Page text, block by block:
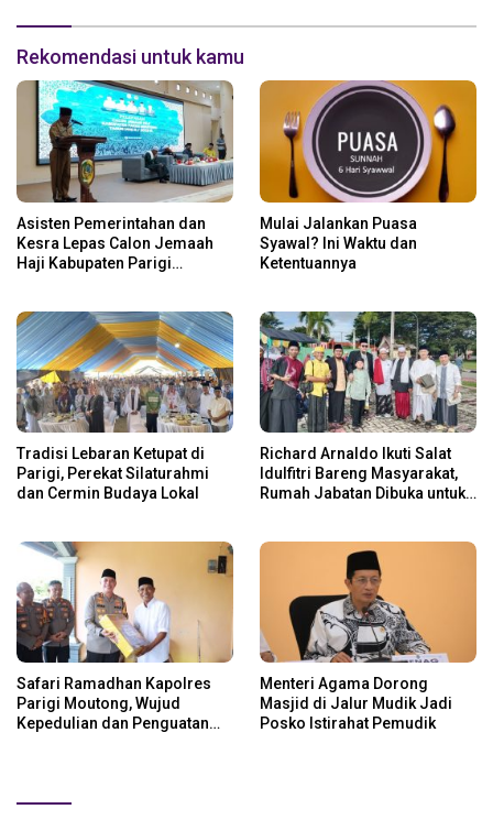
Rekomendasi untuk kamu
Asisten Pemerintahan dan
Kesra Lepas Calon Jemaah
Haji Kabupaten Parigi
Mulai Jalankan Puasa
Syawal? Ini Waktu dan
Ketentuannya
Tradisi Lebaran Ketupat di
Parigi, Perekat Silaturahmi
dan Cermin Budaya Lokal
Richard Arnaldo Ikuti Salat
Idulfitri Bareng Masyarakat,
Rumah Jabatan Dibuka untuk
Safari Ramadhan Kapolres
Parigi Moutong, Wujud
Kepedulian dan Penguatan
Menteri Agama Dorong
Masjid di Jalur Mudik Jadi
Posko Istirahat Pemudik